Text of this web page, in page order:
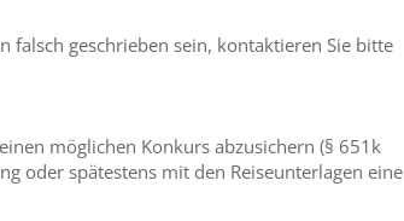
falsch geschrieben sein, kontaktieren Sie bitte
möglichen Konkurs abzusichern (§ 651k
oder spätestens mit den Reiseunterlagen eine